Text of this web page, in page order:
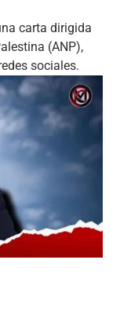
carta dirigida
(ANP),
sociales.